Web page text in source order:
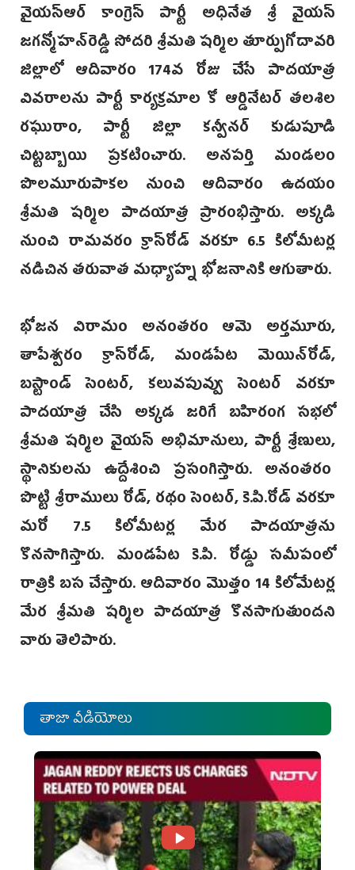
వైయస్‌ఆర్ కాంగ్రె‌స్ పార్టీ అధినేత‌ శ్రీ వైయస్
జగ‌న్మోహన్‌రెడ్డి సోదరి శ్రీమతి షర్మిల తూర్పుగోదావరి
జిల్లాలో ఆదివారం 174వ రోజు చేసే పాదయాత్ర
వివరాలను పార్టీ కార్యక్రమాల కో ఆర్డినేటర్ తలశిల
రఘురాం, పార్టీ జిల్లా కన్వీనర్ కుడుపూడి
చిట్టబ్బాయి ప్రకటించారు. అనపర్తి మండలం
పొలమూరుపాకల నుంచి ఆదివారం ఉదయం‌
శ్రీమతి షర్మిల పాదయాత్ర ప్రారంభిస్తారు. అక్కడి
నుంచి రామవరం క్రాస్‌రోడ్ వరకూ 6.5 కిలోమీటర్ల
నడిచిన తరువాత మధ్యాహ్న భోజనానికి ఆగుతారు.
భోజన విరామం అనంతరం ఆమె అర్తమూరు,
తాపేశ్వరం క్రాస్‌రోడ్‌, మండపేట మెయిన్‌రోడ్‌,
బస్టాండ్‌ సెంటర్‌, కలువపువ్వు సెంటర్‌ వరకూ
పాదయాత్ర చేసి అక్కడ జరిగే బహిరంగ సభలో
శ్రీమతి షర్మిల వైయస్‌ అభిమానులు, పార్టీ శ్రేణులు,
స్థానికులను ఉద్దేశించి ప్రసంగిస్తారు. అనంతరం
పొట్టి శ్రీరాములు రోడ్, రథం సెంట‌ర్, కె.పి.రో‌డ్‌ వరకూ
మరో 7.5 కిలోమీటర్ల మేర పాదయాత్రను
కొనసాగిస్తారు. మండపేట కె.పి. రోడ్డు సమీపంలో
రాత్రికి బస చేస్తారు. ఆదివారం మొత్తం 14 కిలోమేటర్ల
మేర శ్రీమతి షర్మిల పాదయాత్ర కొనసాగుతుందని
వారు తెలిపారు.
తాజా వీడియోలు